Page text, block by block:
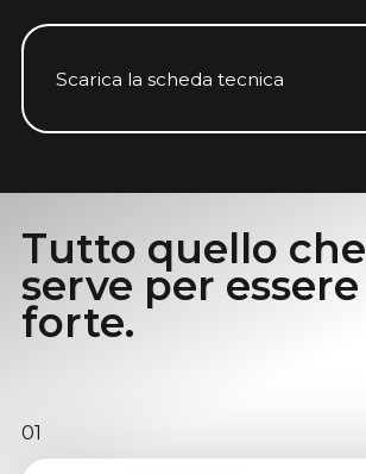
Scarica la scheda tecnica
Tutto quello
serve per
forte.
01